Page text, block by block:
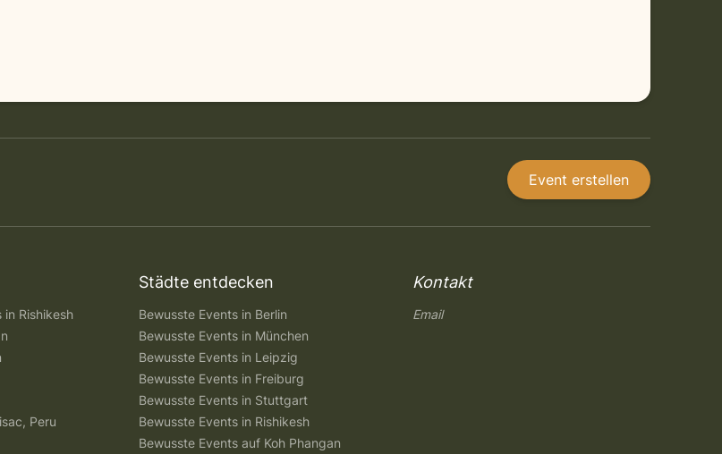
Event erstellen
in Rishikesh
Peru
Städte entdecken
Bewusste Events in Berlin
Bewusste Events in München
Bewusste Events in Leipzig
Bewusste Events in Freiburg
Bewusste Events in Stuttgart
Bewusste Events in Rishikesh
Bewusste Events auf Koh Phangan
Kontakt
Email